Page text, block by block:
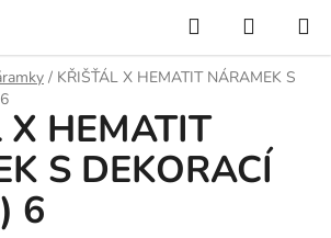
Hledat
KOŠÍK
/ KŘIŠŤÁL X HEMATIT NÁRAMEK S
X HEMATIT
S DEKORACÍ
6